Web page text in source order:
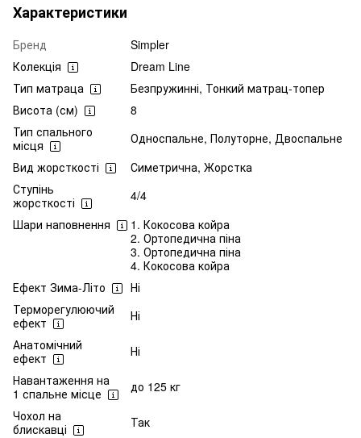
Характеристики
Бренд
Simpler
Колекція
Dream Line
Тип матраца
Безпружинні, Тонкий матрац-топер
Висота (см)
8
Тип спального
місця
Односпальне, Полуторне, Двоспальне
Вид жорсткості
Симетрична, Жорстка
Ступінь
жорсткості
4/4
Шари наповнення
1. Кокосова койра
2. Ортопедична піна
3. Ортопедична піна
4. Кокосова койра
Ефект Зима-Літо
Ні
Терморегулюючий
ефект
Ні
Анатомічний
ефект
Ні
Навантаження на
1 спальне місце
до 125 кг
Чохол на
блискавці
Так